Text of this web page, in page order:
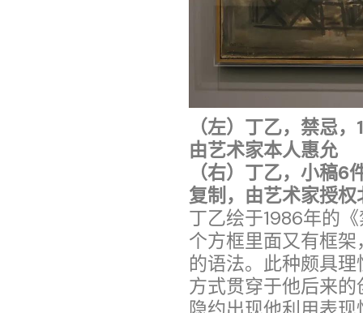
（左）丁乙，禁忌
由艺术家本人惠允
（右）丁乙，小稿
复制，由艺术家授
丁乙绘于1986年的
个方框里面又有框
的语法。此种颇具理
方式贯穿于他后来